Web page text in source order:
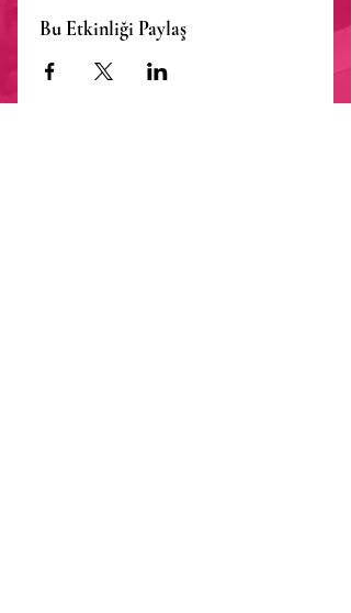
Bu Etkinliği Paylaş